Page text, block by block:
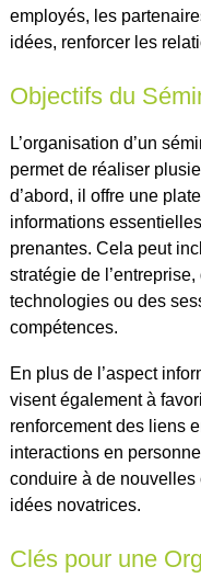
employés, les
idées, renforcer les
Objectifs du
L’organisation d’un
permet de réaliser
d’abord, il offre une
informations
prenantes. Cela peut
stratégie de
technologies ou des
compétences.
En plus de l’aspect
visent également à
renforcement des liens
interactions en
conduire à de
idées novatrices.
Clés pour une